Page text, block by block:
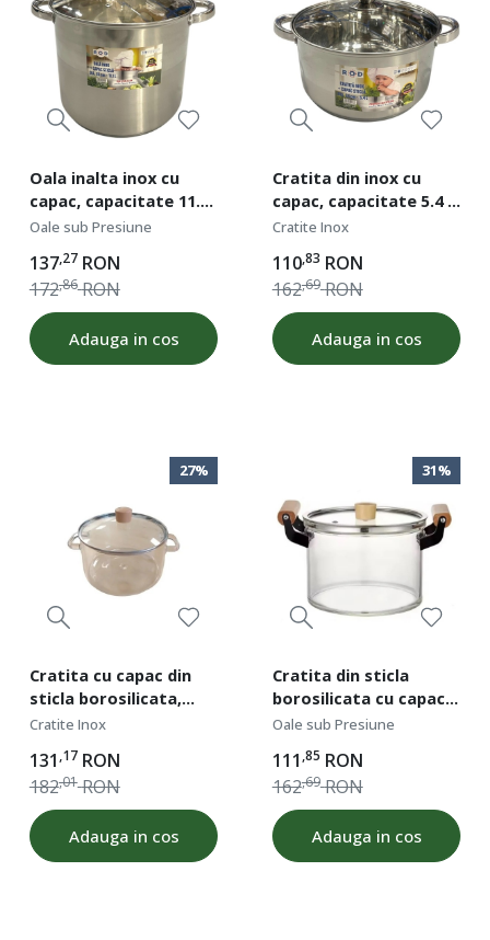
Oala inalta inox cu
capac, capacitate 11.1
l, diametru 26 cm, fund
ROD 19272
Oale sub Presiune
137,27 RON
172,86 RON
Adauga in cos
Cratita din inox cu
capac, capacitate 5.4 l,
diametru 24 cm, fund
ROD 16449
Cratite Inox
110,83 RON
162,69 RON
Adauga in cos
27%
Cratita cu capac din
sticla borosilicata,
capacitate 3.2 l,
diametru 20 cm, ROD
49359
Cratite Inox
131 ,17 RON
182,01 RON
Adauga in cos
31%
Cratita din sticla
borosilicata cu capac,
manere din lemn,
diametru 20 cm,
inaltime 10 cm, ROD
49354
Oale sub Presiune
111 ,85 RON
162,69 RON
Adauga in cos